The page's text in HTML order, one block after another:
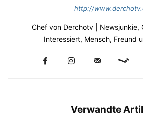
http://
Chef von Derchotv | Newsjunkie,
Interessiert, Mensch, Freund
Verwandte